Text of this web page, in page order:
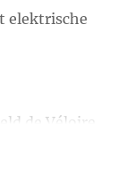
elektrische
de Véloire,
de lange-
mooie